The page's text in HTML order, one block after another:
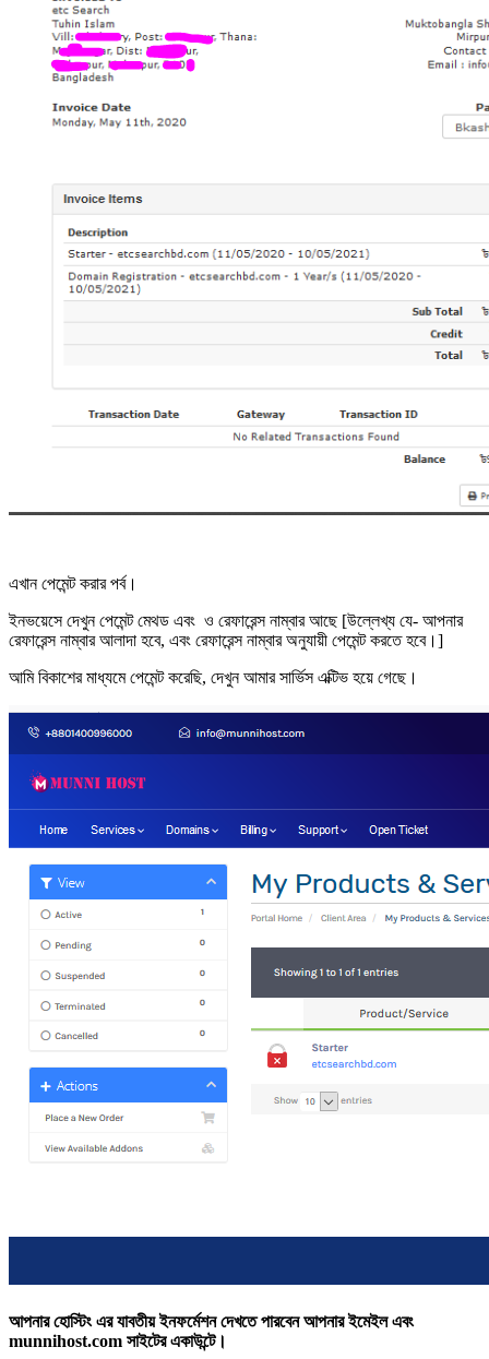
এখান পেমেন্ট করার পর্ব।
ইনভয়েসে দেখুন পেমেন্ট মেথড এবং ও রেফারেন্স নাম্বার আছে [উল্লেখ্য যে- আপনার
রেফারেন্স নাম্বার আলাদা হবে, এবং রেফারেন্স নাম্বার অনুযায়ী পেমেন্ট করতে হবে।]
আমি বিকাশের মাধ্যমে পেমেন্ট করেছি, দেখুন আমার সার্ভিস এক্টিভ হয়ে গেছে।
আপনার হোস্টিং এর যাবতীয় ইনফর্মেশন দেখতে পারবেন আপনার ইমেইল এবং
munnihost.com সাইটের একাউন্টে।